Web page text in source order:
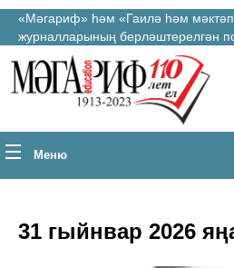
«Мәгариф» һәм «Гаилә һәм
журналларының берләштерелгән
Меню
31 гыйнвар 2026